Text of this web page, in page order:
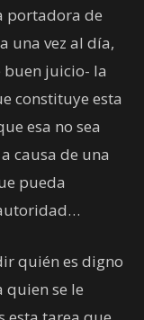
portadora de
una vez al día,
juicio- la
constituye esta
esa no sea
causa de una
pueda
quién es digno
quien se le